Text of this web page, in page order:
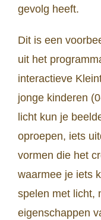
gevolg heeft.
Dit is een
uit het
interactieve
jonge kinderen
licht kun je
oproepen, iets
vormen die het
waarmee je iets
spelen met licht,
eigenschappen